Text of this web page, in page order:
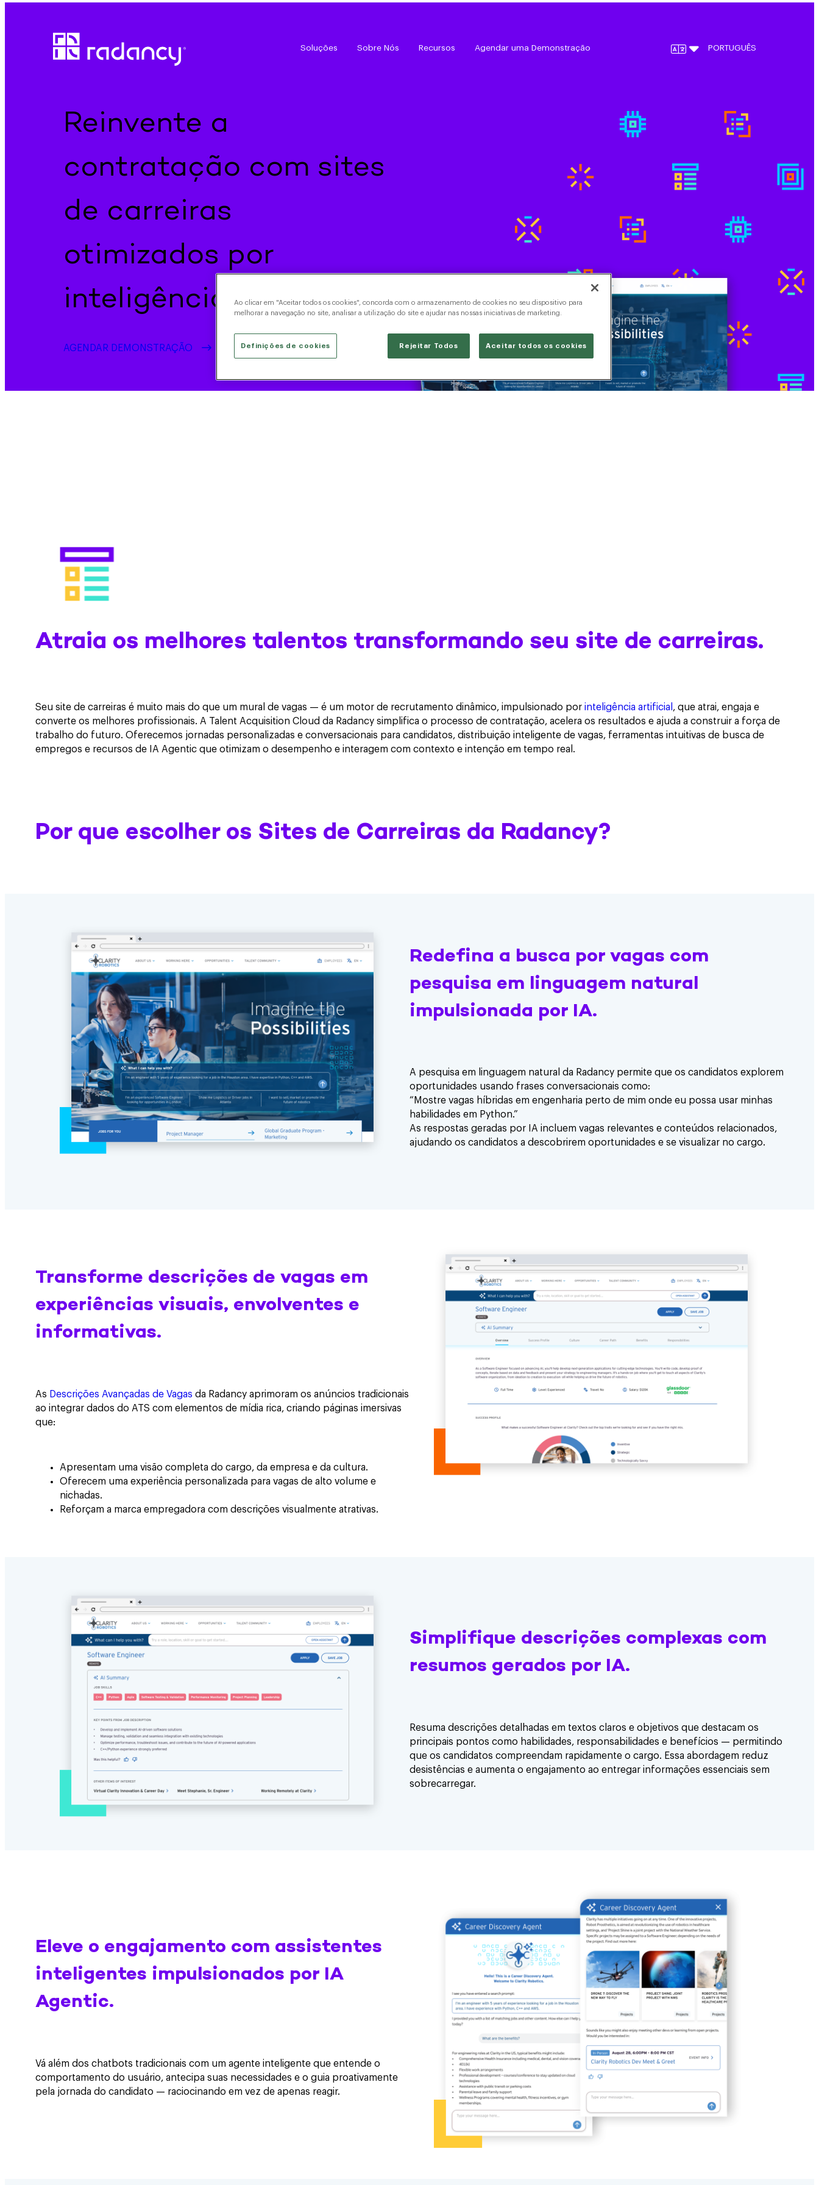
Soluções Sobre Nós Recursos Agendar uma Demonstração PORTUGUÊS
Reinvente a
contratação com sites
de carreiras
otimizados por
inteligência artificial.
AGENDAR DEMONSTRAÇÃO
Atraia os melhores talentos transformando seu site de carreiras.
Seu site de carreiras é muito mais do que um mural de vagas — é um motor de recrutamento dinâmico, impulsionado por inteligência artificial , que atrai, engaja e
converte os melhores profissionais. A Talent Acquisition Cloud da Radancy simplifica o processo de contratação, acelera os resultados e ajuda a construir a força de
trabalho do futuro. Oferecemos jornadas personalizadas e conversacionais para candidatos, distribuição inteligente de vagas, ferramentas intuitivas de busca de
empregos e recursos de IA Agentic que otimizam o desempenho e interagem com contexto e intenção em tempo real.
Por que escolher os Sites de Carreiras da Radancy?
Redefina a busca por vagas com
pesquisa em linguagem natural
impulsionada por IA.
A pesquisa em linguagem natural da Radancy permite que os candidatos explorem
oportunidades usando frases conversacionais como:
“Mostre vagas híbridas em engenharia perto de mim onde eu possa usar minhas
habilidades em Python.”
As respostas geradas por IA incluem vagas relevantes e conteúdos relacionados,
ajudando os candidatos a descobrirem oportunidades e se visualizar no cargo.
Transforme descrições de vagas em
experiências visuais, envolventes e
informativas.
As Descrições Avançadas de Vagas da Radancy aprimoram os anúncios tradicionais
ao integrar dados do ATS com elementos de mídia rica, criando páginas imersivas
que:
Apresentam uma visão completa do cargo, da empresa e da cultura.
Oferecem uma experiência personalizada para vagas de alto volume e
nichadas.
Reforçam a marca empregadora com descrições visualmente atrativas.
Simplifique descrições complexas com
resumos gerados por IA.
Resuma descrições detalhadas em textos claros e objetivos que destacam os
principais pontos como habilidades, responsabilidades e benefícios — permitindo
que os candidatos compreendam rapidamente o cargo. Essa abordagem reduz
desistências e aumenta o engajamento ao entregar informações essenciais sem
sobrecarregar.
Eleve o engajamento com assistentes
inteligentes impulsionados por IA
Agentic.
Vá além dos chatbots tradicionais com um agente inteligente que entende o
comportamento do usuário, antecipa suas necessidades e o guia proativamente
pela jornada do candidato — raciocinando em vez de apenas reagir.
Ao clicar em "Aceitar todos os cookies", concorda com o armazenamento de cookies no seu dispositivo para
melhorar a navegação no site, analisar a utilização do site e ajudar nas nossas iniciativas de marketing.
Rejeitar Todos Aceitar todos os cookies
Definições de cookies